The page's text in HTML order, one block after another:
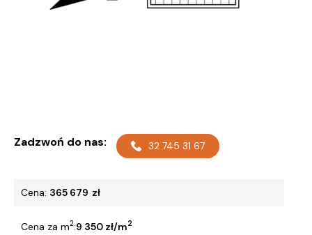
Zadzwoń do nas: 32 745 31 67
Cena: 365 679 zł
Cena za m2:9 350 zł/m2